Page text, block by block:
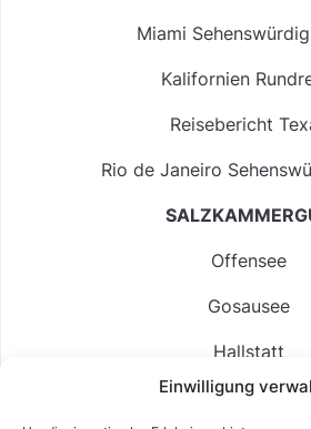
Einwilligung
Miami
Kalifornien
Reisebericht
Rio de Janeiro
Offensee
Gosausee
Hallstatt
Langbathsee